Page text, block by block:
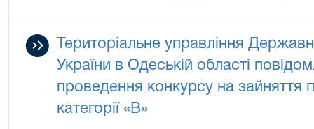
Територіальне управління
України в Одеській області
проведення конкурсу на зайняття
категорії «В»